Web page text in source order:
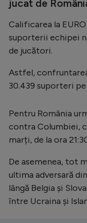
jucat de
Calificarea la
suporterii echipei
de jucători.
Astfel,
30.439 suporteri
Pentru România
contra Columbiei,
marți, de la ora
De asemenea, tot
ultima adversară
lângă Belgia și
între Ucraina și